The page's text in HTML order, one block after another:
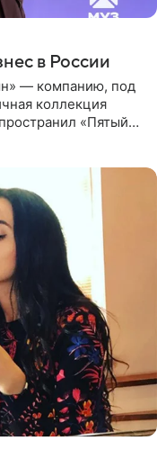
в России
— компанию, под
коллекция
«Пятый